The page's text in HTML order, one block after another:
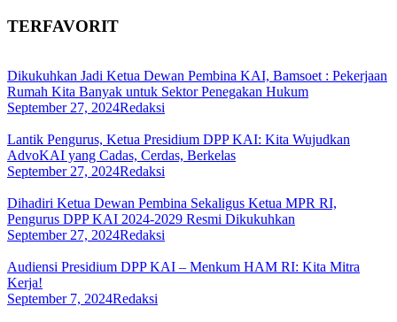
TERFAVORIT
Dikukuhkan Jadi Ketua Dewan Pembina KAI, Bamsoet : Pekerjaan
Rumah Kita Banyak untuk Sektor Penegakan Hukum
September 27, 2024Redaksi
Lantik Pengurus, Ketua Presidium DPP KAI: Kita Wujudkan
AdvoKAI yang Cadas, Cerdas, Berkelas
September 27, 2024Redaksi
Dihadiri Ketua Dewan Pembina Sekaligus Ketua MPR RI,
Pengurus DPP KAI 2024-2029 Resmi Dikukuhkan
September 27, 2024Redaksi
Audiensi Presidium DPP KAI – Menkum HAM RI: Kita Mitra
Kerja!
September 7, 2024Redaksi